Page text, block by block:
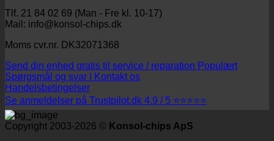
Tlf. 21 84 02 69 (Man - Fre kl. 10-17)
Mail: info@konsol-chips.dk
Moms cvr.nr. DK32071368
Send din enhed gratis til service / reparation
Spørgsmål og svar | Kontakt os
Handelsbetingelser
Se anmeldelser på Trustpilot.dk 4.9 / 5 ⭐⭐⭐⭐⭐
Copyright 2003-2026 © Konsol-chips ApS